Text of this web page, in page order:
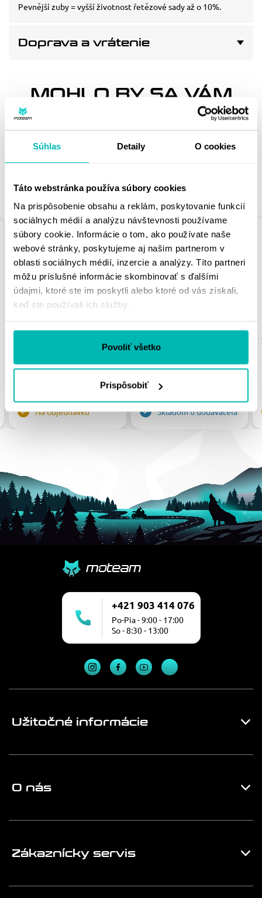
Súhlas Detaily O cookies
Táto webstránka používa súbory cookies
Na prispôsobenie obsahu a reklám, poskytovanie funkcií
sociálnych médií a analýzu návštevnosti používame
súbory cookie. Informácie o tom, ako používate naše
webové stránky, poskytujeme aj našim partnerom v
oblasti sociálnych médií, inzercie a analýzy. Títo partneri
môžu príslušné informácie skombinovať s ďalšími
údajmi, ktoré ste im poskytli alebo ktoré od vás získali,
keď ste používali ich služby.
Povoliť všetko
Prispôsobiť
Pevnější zuby = vyšší životnost řetězové sady až o 10%.
Doprava a vrátenie
MOHLO BY SA VÁM
PODOBNÉ PRODUKTY
REŤAZOVÁ ROZETA
2012:39-BLK ČIERNA
Na objednávku
REŤAZOVÁ ROZETA
480:47-BLK ČIERNA
39.90 €
Skladom u dodávateľa
+421 903 414 076
Po-Pia - 9:00 - 17:00
So - 8:30 - 13:00
Užitočné informácie
O nás
Zákaznícky servis